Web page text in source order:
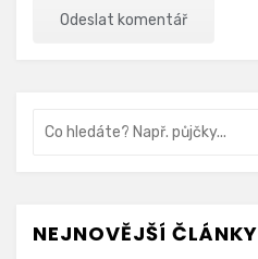
NEJNOVĚJŠÍ ČLÁNKY